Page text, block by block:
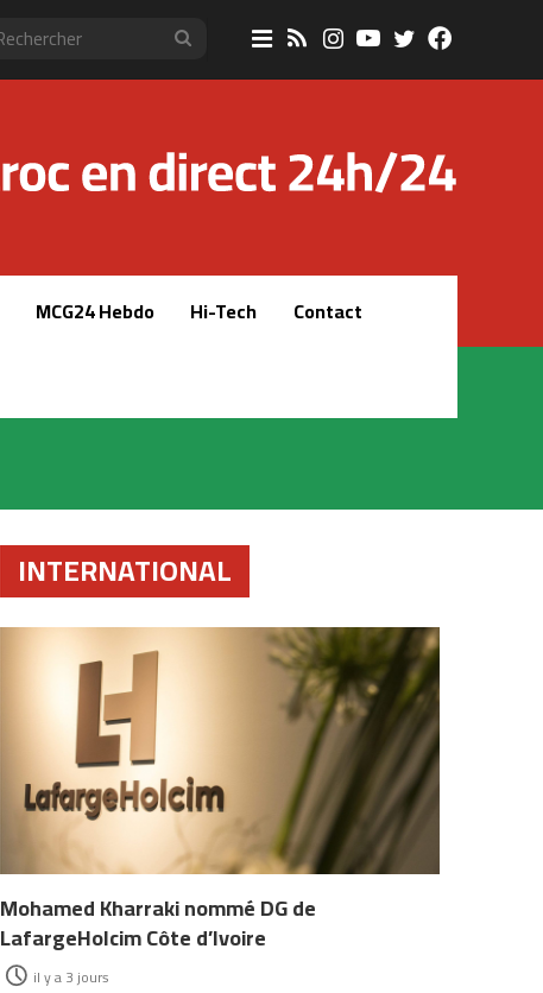
RechercherSidebar
(barre
RSSInstagram
YouTube
Twitter
MCG24 Hebdo Hi-Tech
Contact
INTERNATIONAL
Mohamed Kharraki nommé DG de
LafargeHolcim Côte d’Ivoire
il y a 3 jours